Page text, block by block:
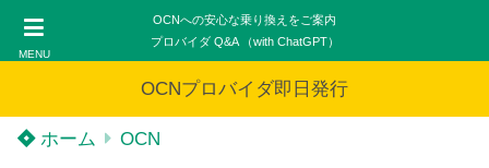
MENU
OCNへの安心な乗り換えをご案内
プロバイダ Q&A （with ChatGPT）
OCNプロバイダ即日発行
ホーム OCN